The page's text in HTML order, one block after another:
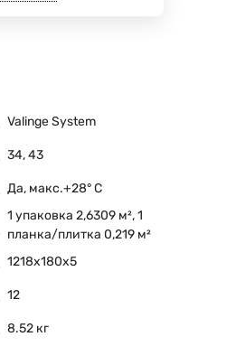
Valinge System
34, 43
Да, макс.+28° С
1 упаковка 2,6309 м², 1
планка/плитка 0,219 м²
1218х180х5
12
8.52 кг